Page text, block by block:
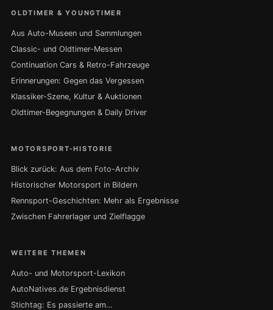
OLDTIMER & YOUNGTIMER
Aus Auto-Museen und Sammlungen
Classic- und Oldtimer-Messen
Continuation Cars & Retro-Fahrzeuge
Erinnerungen: Gegen das Vergessen
Klassiker-Szene, Kultur & Auktionen
Oldtimer-Begegnungen & Daily Driver
MOTORSPORT-HISTORIE
Blick zurück: Aus dem Foto-Archiv
Historischer Motorsport in Bildern
Rennsport-Geschichten: Mehr als Ergebnisse
Zwischen Fahrerlager und Zielflagge
WEITERE THEMEN
Auto- und Motorsport-Lexikon
AutoNatives.de Ergebnisdienst
Stichtag: Es passierte am…